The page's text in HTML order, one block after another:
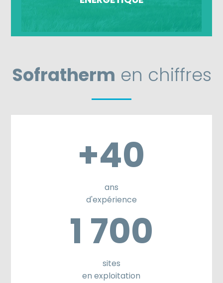
Sofratherm en chiffres
+40
ans
d'expérience
1 700
sites
en exploitation